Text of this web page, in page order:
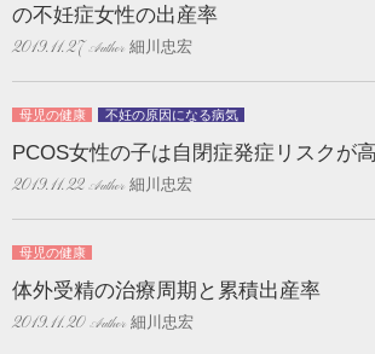
の不妊症女性の出産率
2019.11.27 細川忠宏
母児の健康 不妊の原因になる病気
PCOS女性の子は自閉症発症リスクが
2019.11.22 細川忠宏
母児の健康
体外受精の治療周期と累積出産率
2019.11.20 細川忠宏